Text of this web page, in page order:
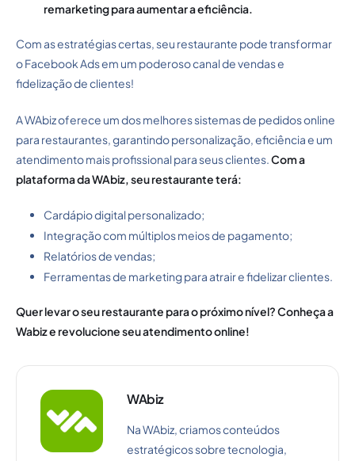
remarketing para aumentar a eficiência.
Com as estratégias certas, seu restaurante pode transformar
o Facebook Ads em um poderoso canal de vendas e
fidelização de clientes!
A WAbiz oferece um dos melhores sistemas de pedidos online
para restaurantes, garantindo personalização, eficiência e um
atendimento mais profissional para seus clientes.Com a
plataforma da WAbiz, seu restaurante terá:
Cardápio digital personalizado;
Integração com múltiplos meios de pagamento;
Relatórios de vendas;
Ferramentas de marketing para atrair e fidelizar clientes.
Quer levar o seu restaurante para o próximo nível? Conheça a
Wabiz e revolucione seu atendimento online!
WAbiz
Na WAbiz, criamos conteúdos
estratégicos sobre tecnologia,